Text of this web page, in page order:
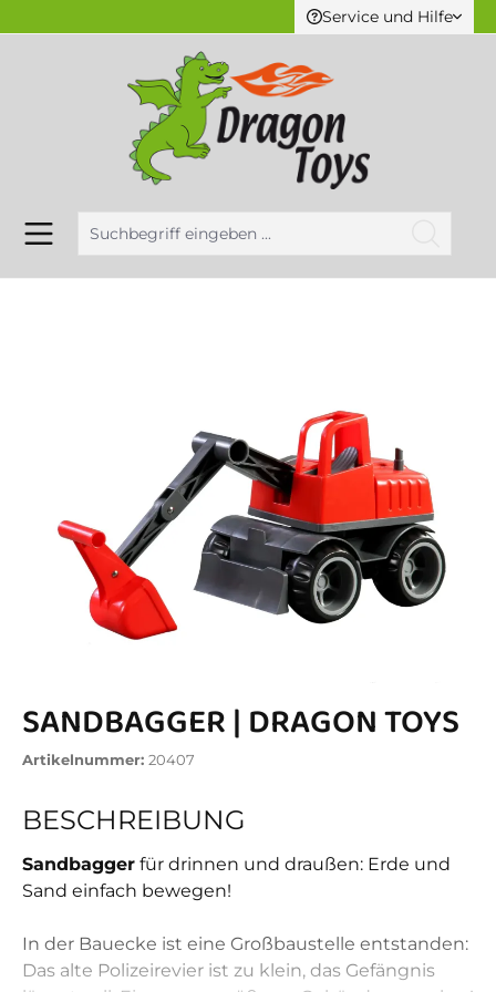
Service und Hilfe
SANDBAGGER | DRAGON TOYS
Artikelnummer: 20407
BESCHREIBUNG
Sandbagger für drinnen und draußen: Erde und
Sand einfach bewegen!
In der Bauecke ist eine Großbaustelle entstanden:
Das alte Polizeirevier ist zu klein, das Gefängnis